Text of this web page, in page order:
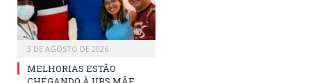
3 DE AGOSTO DE 2026
MELHORIAS ESTÃO